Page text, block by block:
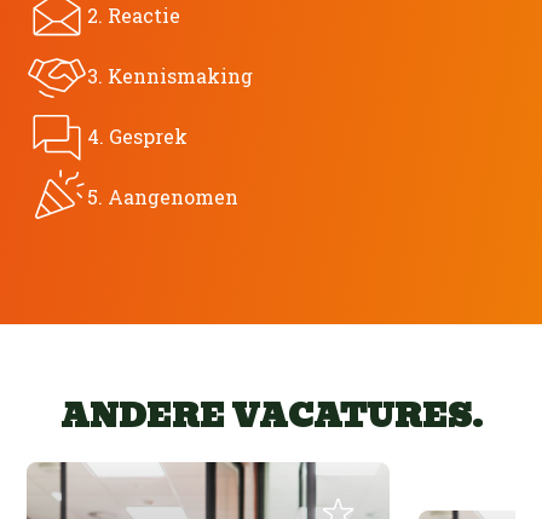
2. Reactie
3. Kennismaking
4. Gesprek
5. Aangenomen
ANDERE VACATURES.